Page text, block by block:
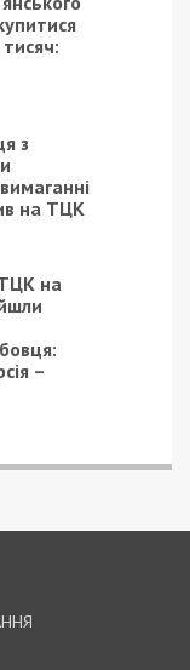
схему
за 7 тисяч
ТЦК